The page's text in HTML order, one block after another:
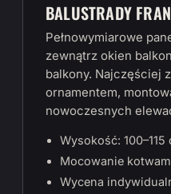
BALUSTRADY
Pełnowymiarowe
zewnątrz okien
balkony. Najczęściej
ornamentem,
nowoczesnych
Wysokość: 100–115
Mocowanie
Wycena